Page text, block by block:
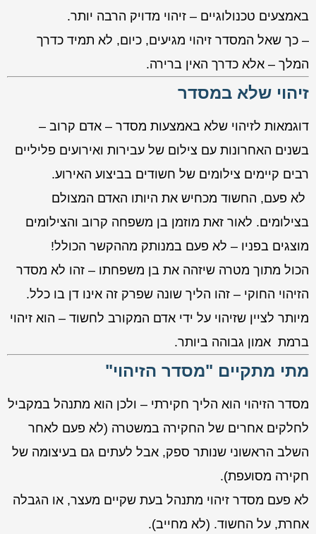
באמצעים טכנולוגיים – זיהוי מדויק הרבה יותר.
– כך שאל המסדר זיהוי מגיעים, כיום, לא תמיד כדרך
המלך – אלא כדרך האין ברירה.
זיהוי שלא במסדר
דוגמאות לזיהוי שלא באמצעות מסדר – אדם קרוב –
בשנים האחרונות עם צילום של עבירות ואירועים פליליים
רבים קיימים צילומים של חשודים בביצוע האירוע.
לא פעם, החשוד מכחיש את היותו האדם המצולם
בצילומים. לאור זאת מוזמן בן משפחה קרוב והצילומים
מוצגים בפניו – לא פעם במנותק מההקשר הכולל!
הכול מתוך מטרה שיזהה את בן משפחתו – זהו לא מסדר
הזיהוי החוקי – זהו הליך שונה שפרק זה אינו דן בו כלל.
מיותר לציין שזיהוי על ידי אדם המקורב לחשוד – הוא זיהוי
ברמת אמון גבוהה ביותר.
מתי מתקיים "מסדר הזיהוי"
מסדר הזיהוי הוא הליך חקירתי – ולכן הוא מתנהל במקביל
לחלקים אחרים של החקירה במשטרה (לא פעם לאחר
השלב הראשוני שנותר ספק, אבל לעתים גם בעיצומה של
חקירה מסועפת).
לא פעם מסדר זיהוי מתנהל בעת שקיים מעצר, או הגבלה
אחרת, על החשוד. (לא מחייב).